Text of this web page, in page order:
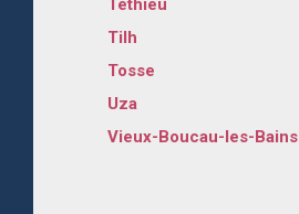
Tilh
Tosse
Uza
Vieux-Boucau-les-Bains